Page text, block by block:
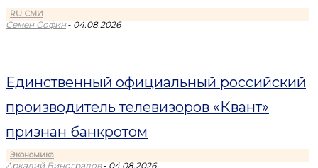
RU СМИ
Семен Софин - 04.08.2026
Единственный официальный российский
производитель телевизоров «Квант»
признан банкротом
Экономика
Аркадий Виноградов - 04.08.2026